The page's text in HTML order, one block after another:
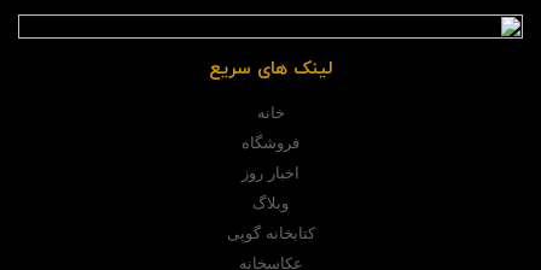
لینک های سریع
خانه
فروشگاه
اخبار روز
وبلاگ
کتابخانه گوپی
عکاسخانه